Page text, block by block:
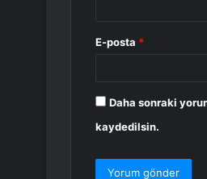
E-posta *
Daha sonraki
kaydedilsin.